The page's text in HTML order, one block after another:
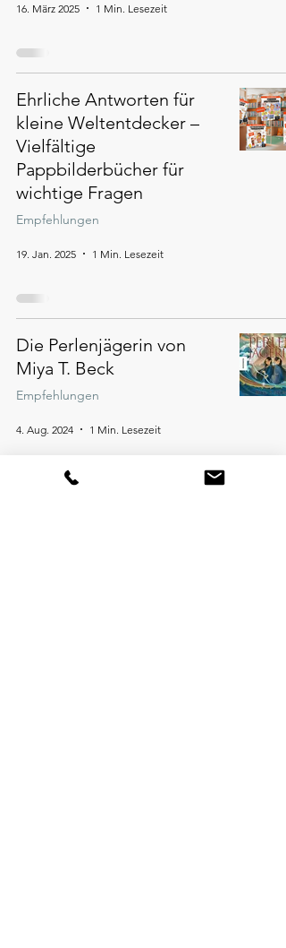
16. März 2025 1 Min. Lesezeit
Ehrliche Antworten für
kleine Weltentdecker –
Vielfältige
Pappbilderbücher für
wichtige Fragen
Empfehlungen
19. Jan. 2025 1 Min. Lesezeit
Die Perlenjägerin von
Miya T. Beck
Empfehlungen
4. Aug. 2024 1 Min. Lesezeit